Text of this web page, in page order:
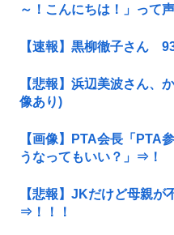
～！こんにちは！」って
【速報】黒柳徹子さん
【悲報】浜辺美波さん、
像あり)
【画像】PTA会長「PTA
うなってもいい？」⇒！
【悲報】JKだけど母親が
⇒！！！